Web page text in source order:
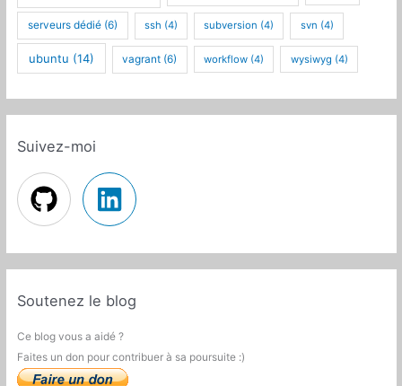
serveurs dédié(6) ssh (4) subversion (4) svn (4)
ubuntu (14) vagrant (6) workflow (4) wysiwyg (4)
Suivez-moi
Soutenez le blog
Ce blog vous a aidé ?
Faites un don pour contribuer à sa poursuite :)